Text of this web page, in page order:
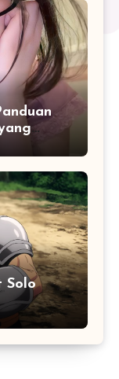
Solo